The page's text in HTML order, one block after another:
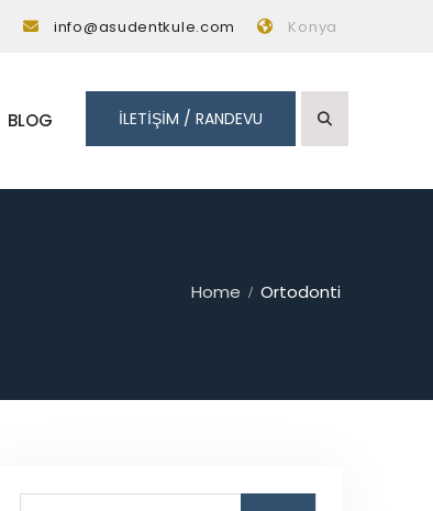
info@asudentkule.com Konya
İLETİŞİM / RANDEVU
BLOG
Home Ortodonti